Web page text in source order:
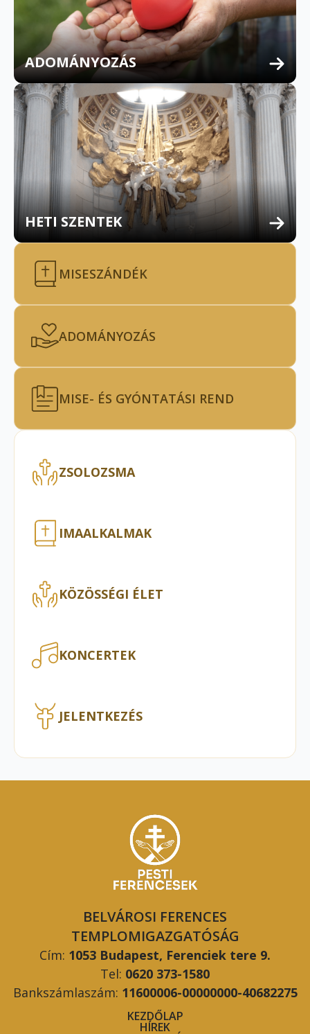
ADOMÁNYOZÁS
HETI SZENTEK
MISESZÁNDÉK
ADOMÁNYOZÁS
MISE- ÉS GYÓNTATÁSI REND
ZSOLOZSMA
IMAALKALMAK
KÖZÖSSÉGI ÉLET
KONCERTEK
JELENTKEZÉS
BELVÁROSI FERENCES
TEMPLOMIGAZGATÓSÁG
Cím: 1053 Budapest, Ferenciek tere 9.
Tel: 0620 373-1580
Bankszámlaszám: 11600006-00000000-40682275
KEZDŐLAP
HÍREK